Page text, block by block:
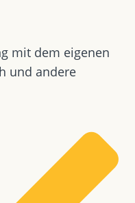
mit dem eigenen
und andere